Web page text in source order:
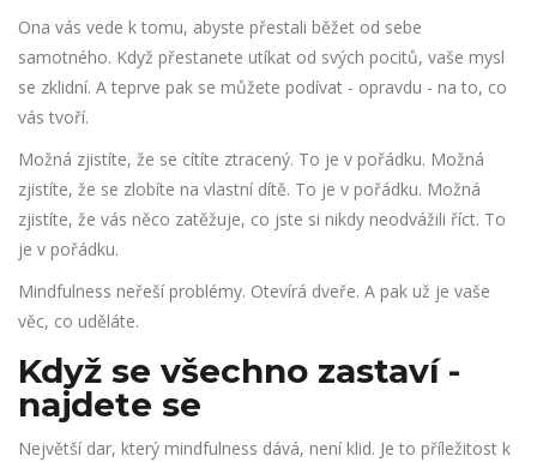
Ona vás vede k tomu, abyste přestali běžet od sebe
samotného. Když přestanete utíkat od svých pocitů, vaše mysl
se zklidní. A teprve pak se můžete podívat - opravdu - na to, co
vás tvoří.
Možná zjistíte, že se cítíte ztracený. To je v pořádku. Možná
zjistíte, že se zlobíte na vlastní dítě. To je v pořádku. Možná
zjistíte, že vás něco zatěžuje, co jste si nikdy neodvážili říct. To
je v pořádku.
Mindfulness neřeší problémy. Otevírá dveře. A pak už je vaše
věc, co uděláte.
Když se všechno zastaví -
najdete se
Největší dar, který mindfulness dává, není klid. Je to příležitost k